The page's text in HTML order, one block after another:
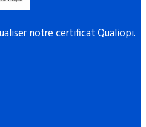
notre certificat Qualiopi.